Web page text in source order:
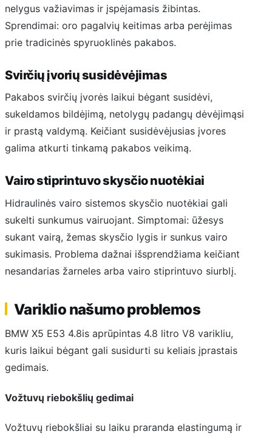
nelygus važiavimas ir įspėjamasis žibintas.
Sprendimai: oro pagalvių keitimas arba perėjimas
prie tradicinės spyruoklinės pakabos.
Svirčių įvorių susidėvėjimas
Pakabos svirčių įvorės laikui bėgant susidėvi,
sukeldamos bildėjimą, netolygų padangų dėvėjimąsi
ir prastą valdymą. Keičiant susidėvėjusias įvores
galima atkurti tinkamą pakabos veikimą.
Vairo stiprintuvo skysčio nuotėkiai
Hidraulinės vairo sistemos skysčio nuotėkiai gali
sukelti sunkumus vairuojant. Simptomai: ūžesys
sukant vairą, žemas skysčio lygis ir sunkus vairo
sukimasis. Problema dažnai išsprendžiama keičiant
nesandarias žarneles arba vairo stiprintuvo siurblį.
Variklio našumo problemos
BMW X5 E53 4.8is aprūpintas 4.8 litro V8 varikliu,
kuris laikui bėgant gali susidurti su keliais įprastais
gedimais.
Vožtuvų riebokšlių gedimai
Vožtuvų riebokšliai su laiku praranda elastingumą ir